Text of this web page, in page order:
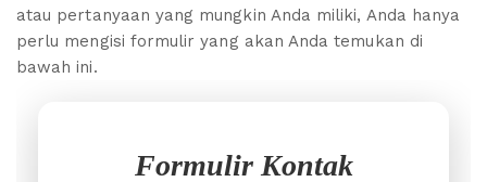
atau pertanyaan yang mungkin Anda miliki, Anda hanya
perlu mengisi formulir yang akan Anda temukan di
bawah ini.